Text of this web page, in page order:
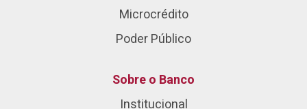
Microcrédito
Poder Público
Sobre o Banco
Institucional